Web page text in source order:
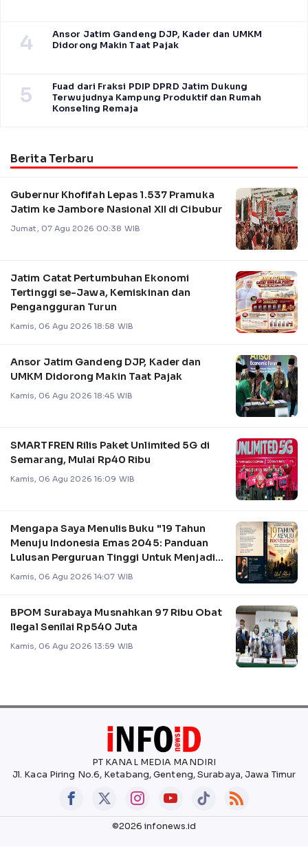
4
Ansor Jatim Gandeng DJP, Kader dan UMKM
Didorong Makin Taat Pajak
5
Fuad dari Fraksi PDIP DPRD Jatim Dukung
Terwujudnya Kampung Produktif dan Rumah
Konseling Remaja
Berita Terbaru
Gubernur Khofifah Lepas 1.537 Pramuka
Jatim ke Jambore Nasional XII di Cibubur
Jumat, 07 Agu 2026 00:38 WIB
Jatim Catat Pertumbuhan Ekonomi
Tertinggi se-Jawa, Kemiskinan dan
Pengangguran Turun
Kamis, 06 Agu 2026 18:58 WIB
Ansor Jatim Gandeng DJP, Kader dan
UMKM Didorong Makin Taat Pajak
Kamis, 06 Agu 2026 18:45 WIB
SMARTFREN Rilis Paket Unlimited 5G di
Semarang, Mulai Rp40 Ribu
Kamis, 06 Agu 2026 16:09 WIB
Mengapa Saya Menulis Buku "19 Tahun
Menuju Indonesia Emas 2045: Panduan
Lulusan Perguruan Tinggi Untuk Menjadi
Pemimpin
Kamis, 06 Agu 2026 14:07 WIB
BPOM Surabaya Musnahkan 97 Ribu Obat
Ilegal Senilai Rp540 Juta
Kamis, 06 Agu 2026 13:59 WIB
PT KANAL MEDIA MANDIRI
Jl. Kaca Piring No.6, Ketabang, Genteng, Surabaya, Jawa Timur
©2026 infonews.id